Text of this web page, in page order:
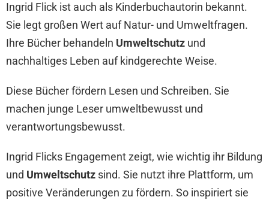
Ingrid Flick ist auch als Kinderbuchautorin bekannt.
Sie legt großen Wert auf Natur- und Umweltfragen.
Ihre Bücher behandeln Umweltschutz und
nachhaltiges Leben auf kindgerechte Weise.
Diese Bücher fördern Lesen und Schreiben. Sie
machen junge Leser umweltbewusst und
verantwortungsbewusst.
Ingrid Flicks Engagement zeigt, wie wichtig ihr Bildung
und Umweltschutz sind. Sie nutzt ihre Plattform, um
positive Veränderungen zu fördern. So inspiriert sie